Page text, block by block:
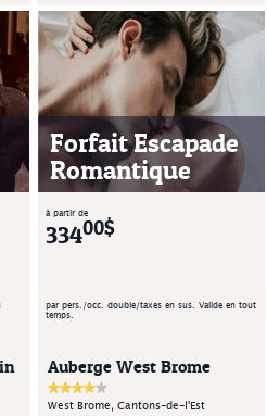
Forfait Escapade
Romantique
à partir de
33400$
par pers./occ. double/taxes en sus. Valide en tout
temps.
Auberge West Brome
West Brome, Cantons-de-l'Est